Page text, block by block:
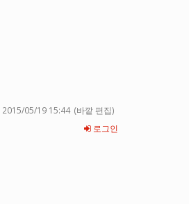
2015/05/19 15:44 (바깥 편집)
로그인